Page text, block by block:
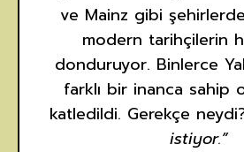
ve Mainz gibi
modern tarihçilerin
donduruyor. Binlerce
farklı bir inanca sahip
katledildi. Gerekçe
istiyor.”